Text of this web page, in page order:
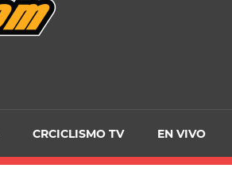
CRCICLISMO TV EN VIVO